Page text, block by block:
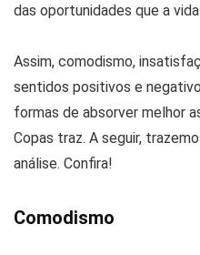
das oportunidades que a
Assim, comodismo,
sentidos positivos e
formas de absorver melhor
Copas traz. A seguir,
análise. Confira!
Comodismo